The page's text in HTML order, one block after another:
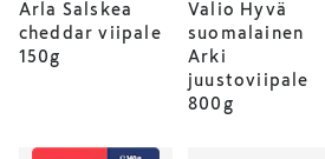
Arla Salskea
cheddar viipale
150g
Valio Hyvä
suomalainen
Arki
juustoviipale
800g